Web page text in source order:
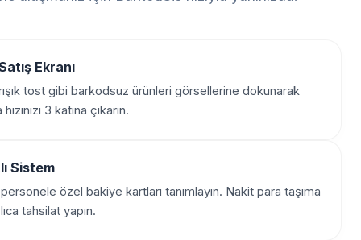
Ekranı
tost gibi barkodsuz ürünleri görsellerine dokunarak
3 katına çıkarın.
Sistem
özel bakiye kartları tanımlayın. Nakit para taşıma
tahsilat yapın.